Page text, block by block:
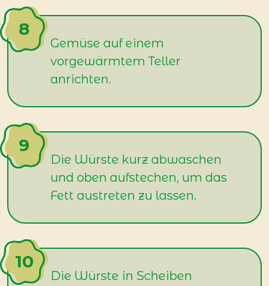
Gemüse auf einem
vorgewärmtem Teller
anrichten.
Die Würste kurz abwaschen
und oben aufstechen, um das
Fett austreten zu lassen.
Die Würste in Scheiben